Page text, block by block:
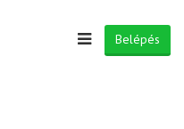
Belépés